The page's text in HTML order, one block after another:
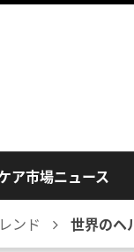
ア市場ニュース
ンド 世界のヘ